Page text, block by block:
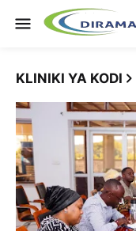
KLINIKI YA KODI